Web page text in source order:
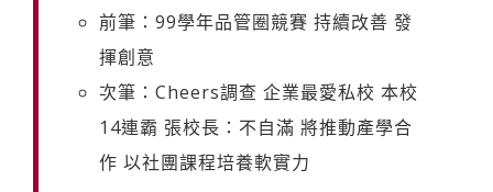
前筆：99學年品管圈競賽 持續改善 發
揮創意
次筆：Cheers調查 企業最愛私校 本校
14連霸 張校長：不自滿 將推動產學合
作 以社團課程培養軟實力